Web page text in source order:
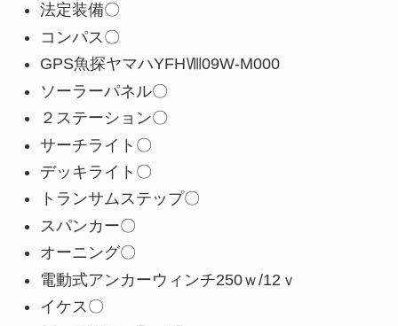
法定装備〇
コンパス〇
GPS魚探ヤマハYFHⅧ09W-M000
ソーラーパネル〇
２ステーション〇
サーチライト〇
デッキライト〇
トランサムステップ〇
スパンカー〇
オーニング〇
電動式アンカーウィンチ250ｗ/12ｖ
イケス〇